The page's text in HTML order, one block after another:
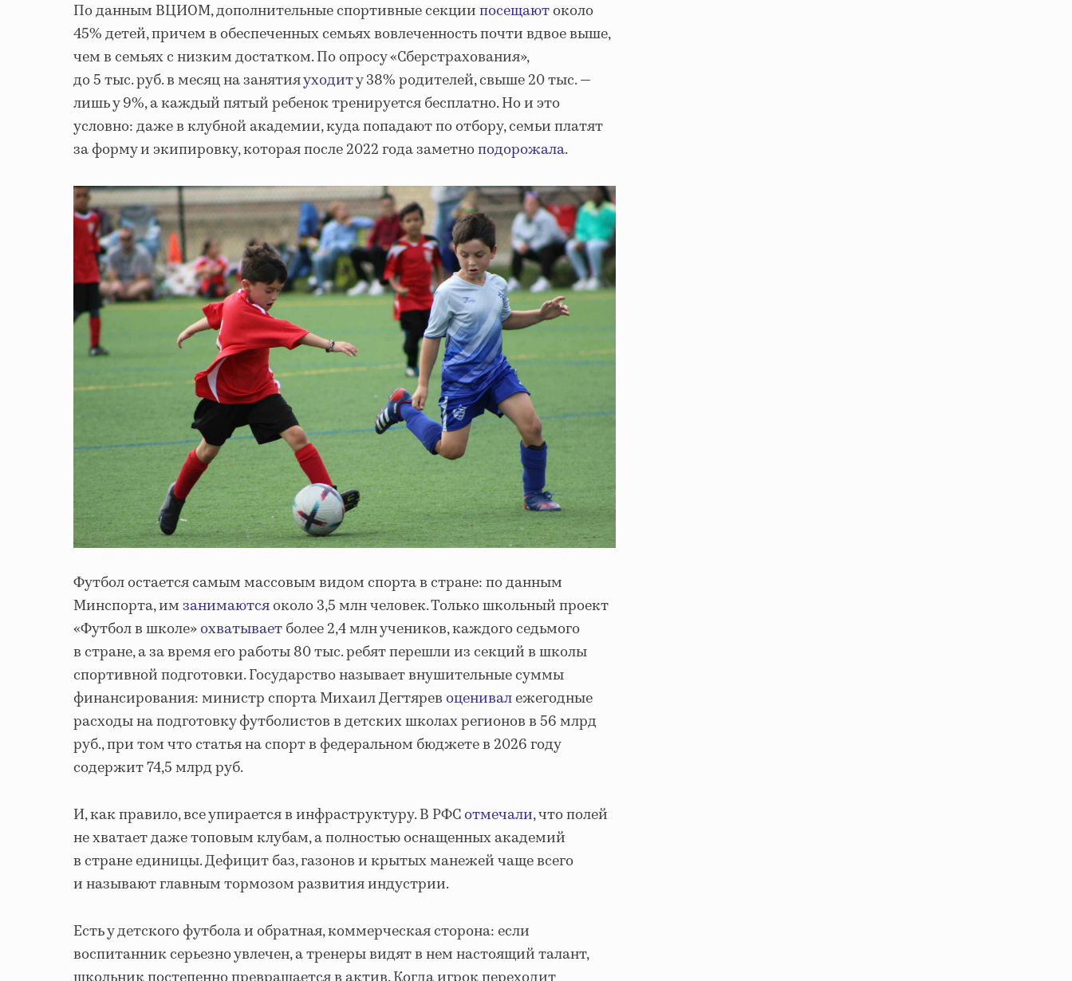
По данным ВЦИОМ, дополнительные спортивные секциипосещаютоколо
45% детей, причем в обеспеченных семьях вовлеченность почти вдвое выше,
чем в семьях с низким достатком. По опросу «Сберстрахования»,
до 5 тыс. руб. в месяц на занятияуходиту 38% родителей, свыше 20 тыс. —
лишь у 9%, а каждый пятый ребенок тренируется бесплатно. Но и это
условно: даже в клубной академии, куда попадают по отбору, семьи платят
за форму и экипировку, которая после 2022 года заметноподорожала.
Футбол остается самым массовым видом спорта в стране: по данным
Минспорта, имзанимаютсяоколо 3,5 млн человек. Только школьный проект
«Футбол в школе»охватываетболее 2,4 млн учеников, каждого седьмого
в стране, а за время его работы 80 тыс. ребят перешли из секций в школы
спортивной подготовки. Государство называет внушительные суммы
финансирования: министр спорта Михаил Дегтяревоценивалежегодные
расходы на подготовку футболистов в детских школах регионов в 56 млрд
руб., при том что статья на спорт в федеральном бюджете в 2026 году
содержит 74,5 млрд руб.
И, как правило, все упирается в инфраструктуру. В РФСотмечали, что полей
не хватает даже топовым клубам, а полностью оснащенных академий
в стране единицы. Дефицит баз, газонов и крытых манежей чаще всего
и называют главным тормозом развития индустрии.
Есть у детского футбола и обратная, коммерческая сторона: если
воспитанник серьезно увлечен, а тренеры видят в нем настоящий талант,